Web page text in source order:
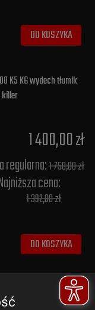
DO KOSZYKA
K5 K6 wydech tłumik
killer
1 400,00 zł
regularna:1 750,00 zł
cena:
1 392,00 zł
DO KOSZYKA